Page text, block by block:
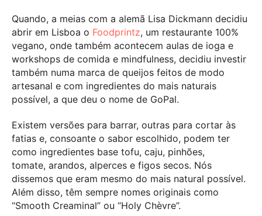
Quando, a meias com a alemã Lisa Dickmann decidiu
abrir em Lisboa o Foodprintz, um restaurante 100%
vegano, onde também acontecem aulas de ioga e
workshops de comida e mindfulness, decidiu investir
também numa marca de queijos feitos de modo
artesanal e com ingredientes do mais naturais
possível, a que deu o nome de GoPal.
Existem versões para barrar, outras para cortar às
fatias e, consoante o sabor escolhido, podem ter
como ingredientes base tofu, caju, pinhões,
tomate, arandos, alperces e figos secos. Nós
dissemos que eram mesmo do mais natural possível.
Além disso, têm sempre nomes originais como
“Smooth Creaminal” ou “Holy Chèvre”.